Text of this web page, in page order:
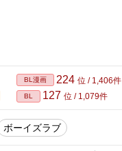
BL漫画 224 位 / 1,406件
BL 127 位 / 1,079件
ボーイズラブ